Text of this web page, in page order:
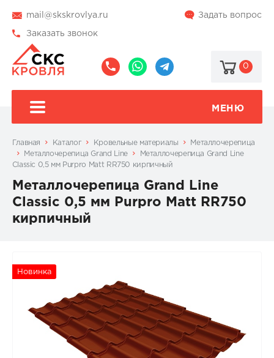
mail@skskrovlya.ru Задать вопрос
Заказать звонок
0
МЕНЮ
Главная Каталог Кровельные материалы
Металлочерепица
Металлочерепица Grand Line
Металлочерепица Grand Line
Classic 0,5 мм Purpro Matt RR750 кирпичный
Металлочерепица Grand Line
Classic 0,5 мм Purpro Matt RR750
кирпичный
Новинка